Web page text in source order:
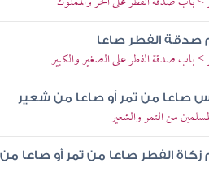
صدقة الفطر صاعا
صدقة الفطر على الصغير والكبير
صاعا من تمر أو صاعا من شعير
من التمر والشعير
الفطر صاعا من تمر أو صاعا من